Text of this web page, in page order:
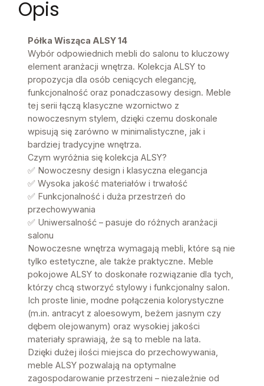
Opis
Półka Wisząca ALSY 14
Wybór odpowiednich mebli do salonu to kluczowy
element aranżacji wnętrza. Kolekcja ALSY to
propozycja dla osób ceniących elegancję,
funkcjonalność oraz ponadczasowy design. Meble
tej serii łączą klasyczne wzornictwo z
nowoczesnym stylem, dzięki czemu doskonale
wpisują się zarówno w minimalistyczne, jak i
bardziej tradycyjne wnętrza.
Czym wyróżnia się kolekcja ALSY?
✅ Nowoczesny design i klasyczna elegancja
✅ Wysoka jakość materiałów i trwałość
✅ Funkcjonalność i duża przestrzeń do
przechowywania
✅ Uniwersalność – pasuje do różnych aranżacji
salonu
Nowoczesne wnętrza wymagają mebli, które są nie
tylko estetyczne, ale także praktyczne. Meble
pokojowe ALSY to doskonałe rozwiązanie dla tych,
którzy chcą stworzyć stylowy i funkcjonalny salon.
Ich proste linie, modne połączenia kolorystyczne
(m.in. antracyt z aloesowym, beżem jasnym czy
dębem olejowanym) oraz wysokiej jakości
materiały sprawiają, że są to meble na lata.
Dzięki dużej ilości miejsca do przechowywania,
meble ALSY pozwalają na optymalne
zagospodarowanie przestrzeni – niezależnie od